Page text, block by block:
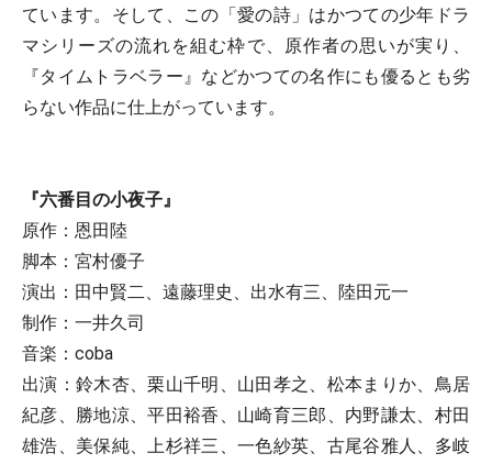
ています。そして、この「愛の詩」はかつての少年ドラ
マシリーズの流れを組む枠で、原作者の思いが実り、
『タイムトラベラー』などかつての名作にも優るとも劣
らない作品に仕上がっています。
『六番目の小夜子』
原作：恩田陸
脚本：宮村優子
演出：田中賢二、遠藤理史、出水有三、陸田元一
制作：一井久司
音楽：coba
出演：鈴木杏、栗山千明、山田孝之、松本まりか、鳥居
紀彦、勝地涼、平田裕香、山崎育三郎、内野謙太、村田
雄浩、美保純、上杉祥三、一色紗英、古尾谷雅人、多岐